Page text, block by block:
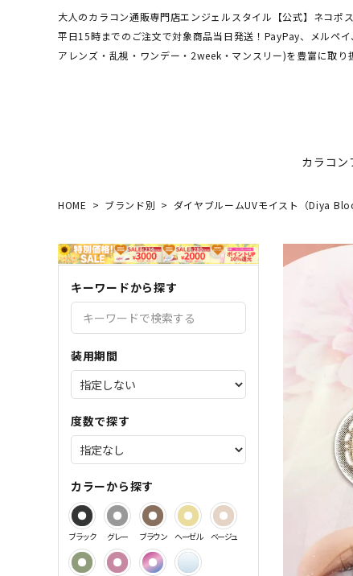
大人のカラコン通販専門店エンジェルスタイル【公式】ネコポ
平日15時までのご注文で対象商品当日発送！PayPay、メルペ
アレンズ・乱視・ワンデー・2week・マンスリー)を豊富に取り
カラコン
ディファインモイスト
エバーカラーシリーズ シ
レヴィアワンマンス レ
3CE
その他ブランドはこちら
乱視カラコン比較 ブ
バレないカラコン 色
サンドイッチ製法特集
HOME ブランド別 ダイヤブルームUVモイスト（Diya
キーワードから探す
装用期間
度数で探す
カラーから探す
ブラック グレー ブラウン ヘーゼル ベージュ